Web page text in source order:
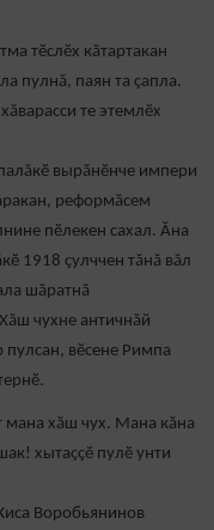
тӗслӗх кăтартакан
пулнă, паян та çапла.
те этемлӗх
вырăнӗнче импери
реформăсем
пӗлекен сахал. Ăна
1918 çулччен тăнă вăл
шăратнă
чухне античнăй
пулсан, вӗсене Римпа
мана хăш чух. Мана кăна
хытаççӗ пулӗ унти
Воробьянинов